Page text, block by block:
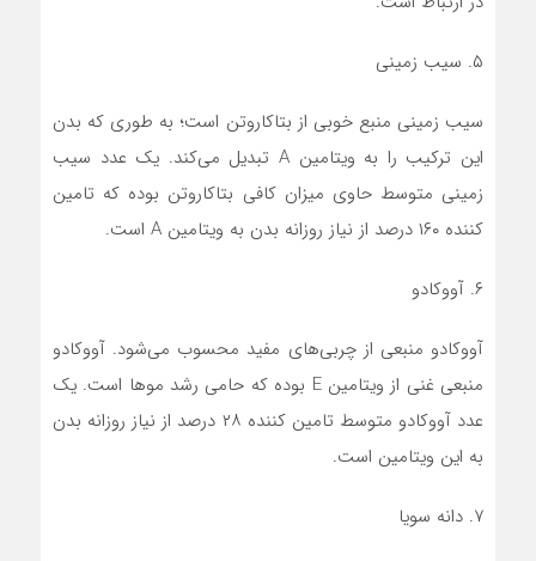
۵. سیب زمینی
سیب زمینی منبع خوبی از بتاکاروتن است؛ به طوری که بدن
این ترکیب را به ویتامین A تبدیل می‌کند. یک عدد سیب
زمینی متوسط حاوی میزان کافی بتاکاروتن بوده که تامین
کننده ۱۶۰ درصد از نیاز روزانه بدن به ویتامین A است.
۶. آووکادو
آووکادو منبعی از چربی‌های مفید محسوب می‌شود. آووکادو
منبعی غنی از ویتامین E بوده که حامی رشد مو‌ها است. یک
عدد آووکادو متوسط تامین کننده ۲۸ درصد از نیاز روزانه بدن
به این ویتامین است.
۷. دانه سویا